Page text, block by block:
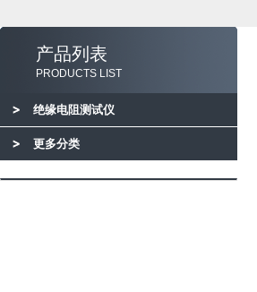
产品列表
PRODUCTS LIST
绝缘电阻测试仪
更多分类